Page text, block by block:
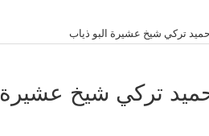
تركي شيخ عشيرة البو ذياب
تركي شيخ عشيرة